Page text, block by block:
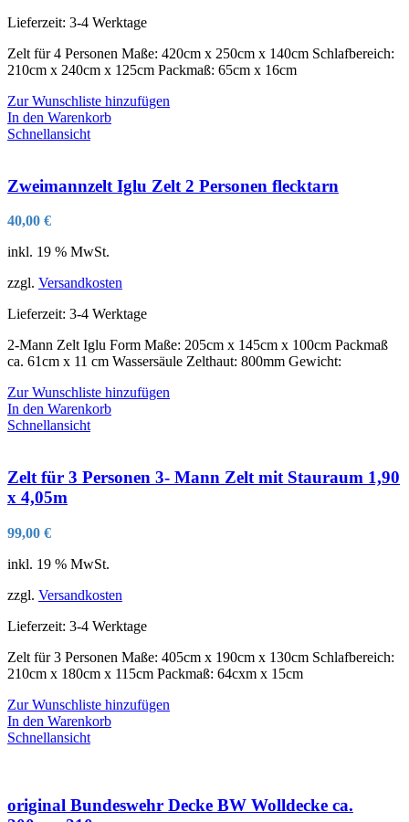
Lieferzeit: 3-4 Werktage
Zelt für 4 Personen Maße: 420cm x 250cm x 140cm Schlafbereich:
210cm x 240cm x 125cm Packmaß: 65cm x 16cm
Zur Wunschliste hinzufügen
In den Warenkorb
Schnellansicht
Zweimannzelt Iglu Zelt 2 Personen flecktarn
40,00 €
inkl. 19 % MwSt.
zzgl. Versandkosten
Lieferzeit: 3-4 Werktage
2-Mann Zelt Iglu Form Maße: 205cm x 145cm x 100cm Packmaß
ca. 61cm x 11 cm Wassersäule Zelthaut: 800mm Gewicht:
Zur Wunschliste hinzufügen
In den Warenkorb
Schnellansicht
Zelt für 3 Personen 3- Mann Zelt mit Stauraum 1,90
x 4,05m
99,00 €
inkl. 19 % MwSt.
zzgl. Versandkosten
Lieferzeit: 3-4 Werktage
Zelt für 3 Personen Maße: 405cm x 190cm x 130cm Schlafbereich:
210cm x 180cm x 115cm Packmaß: 64cxm x 15cm
Zur Wunschliste hinzufügen
In den Warenkorb
Schnellansicht
original Bundeswehr Decke BW Wolldecke ca.